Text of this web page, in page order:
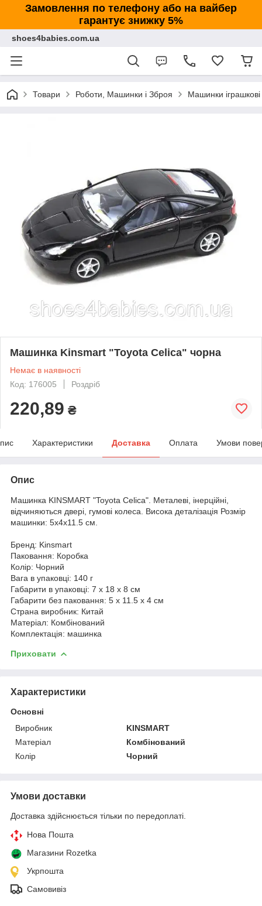
Замовлення по телефону або на вайбер
гарантує знижку 5%
shoes4babies.com.ua
Товари Роботи, Машинки і Зброя Машинки іграшкові
Машинка Kinsmart "Toyota Celica" чорна
Немає в наявності
Код: 176005
Роздріб
220,89 ₴
Характеристики Доставка Оплата Умови
Опис
Машинка KINSMART "Toyota Celica". Металеві, інерційні,
відчиняються двері, гумові колеса. Висока деталізація Розмір
машинки: 5х4х11.5 см.
Бренд: Kinsmart
Паковання: Коробка
Колір: Чорний
Вага в упаковці: 140 г
Габарити в упаковці: 7 x 18 x 8 см
Габарити без паковання: 5 x 11.5 x 4 см
Страна виробник: Китай
Матеріал: Комбінований
Комплектація: машинка
Приховати
Характеристики
Основні
Виробник
KINSMART
Матеріал
Комбінований
Колір
Чорний
Умови доставки
Доставка здійснюється тільки по передоплаті.
Нова Пошта
Магазини Rozetka
Укрпошта
Самовивіз